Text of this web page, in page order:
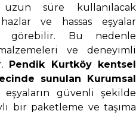
uzun süre kullanılacak
ve hassas eşyalar
görebilir. Bu nedenle
ve deneyimli
Pendik Kurtköy kentsel
sunulan Kurumsal
eşyaların güvenli şekilde
bir paketleme ve taşıma